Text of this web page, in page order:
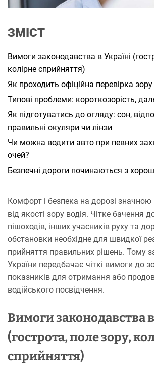
ЗМІСТ
Вимоги законодавства в Україні
колірне сприйняття)
Як проходить офіційна перевірка зору
Типові проблеми: короткозорість,
Як підготуватись до огляду: сон,
правильні окуляри чи лінзи
Чи можна водити авто при певних
очей?
Безпечні дороги починаються з
Комфорт і безпека на дорозі
від якості зору водія. Чітке бачення
пішоходів, інших учасників руху та
обстановки необхідне для швидкої
прийняття правильних рішень. Тому
України передбачає чіткі вимоги до
показників для отримання або
водійського посвідчення.
Вимоги законодавства
(гострота, поле зору,
сприйняття)